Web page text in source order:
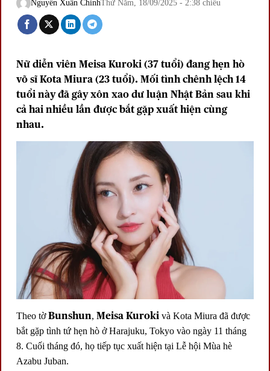
Nguyễn Xuân ChínhThứ Năm, 18/09/2025 - 2:38 chiều
Nữ diễn viên Meisa Kuroki (37 tuổi) đang hẹn hò
võ sĩ Kota Miura (23 tuổi). Mối tình chênh lệch 14
tuổi này đã gây xôn xao dư luận Nhật Bản sau khi
cả hai nhiều lần được bắt gặp xuất hiện cùng
nhau.
Theo tờBunshun, Meisa Kuroki và Kota Miura đã được
bắt gặp tình tứ hẹn hò ở Harajuku, Tokyo vào ngày 11 tháng
8. Cuối tháng đó, họ tiếp tục xuất hiện tại Lễ hội Mùa hè
Azabu Juban.